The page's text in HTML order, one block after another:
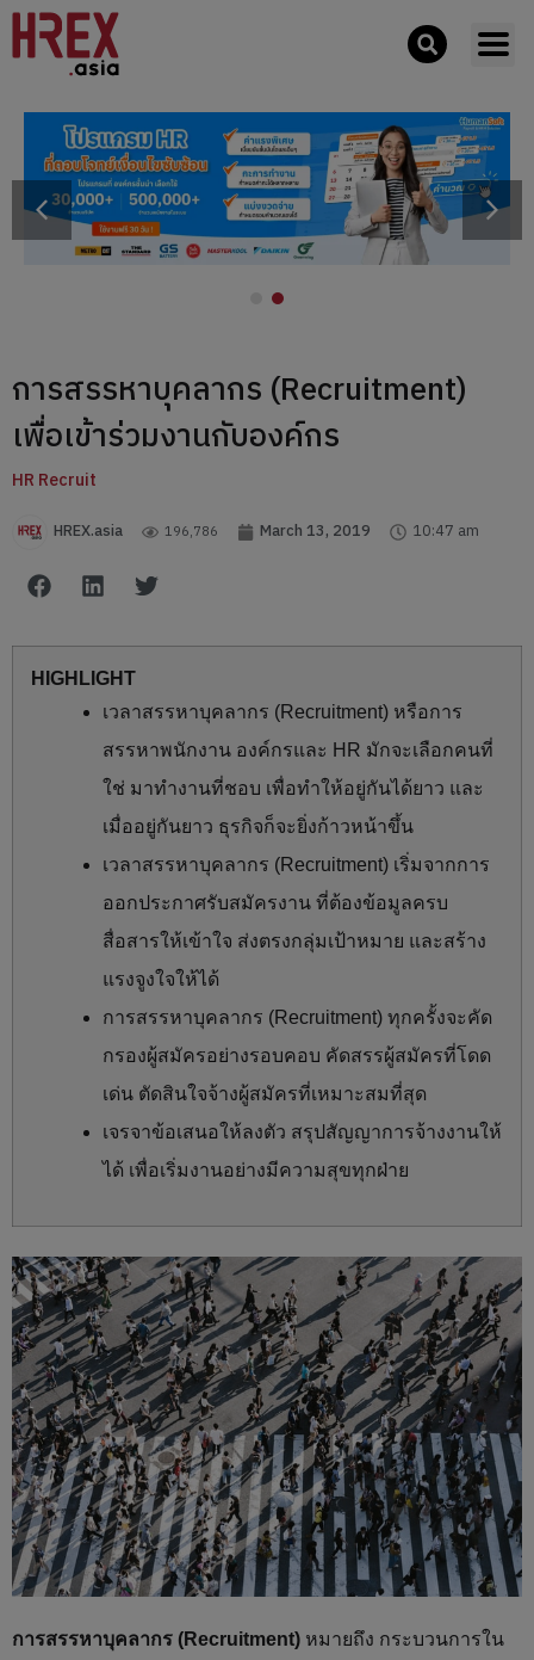
การสรรหาบุคลากร (Recruitment)
เพื่อเข้าร่วมงานกับองค์กร
HR Recruit
HREX.asia 196,786 March 13, 2019 10:47 am
HIGHLIGHT
เวลาสรรหาบุคลากร (Recruitment) หรือการ
สรรหาพนักงาน องค์กรและ HR มักจะเลือกคนที่
ใช่ มาทำงานที่ชอบ เพื่อทำให้อยู่กันได้ยาว และ
เมื่ออยู่กันยาว ธุรกิจก็จะยิ่งก้าวหน้าขึ้น
เวลาสรรหาบุคลากร (Recruitment) เริ่มจากการ
ออกประกาศรับสมัครงาน ที่ต้องข้อมูลครบ
สื่อสารให้เข้าใจ ส่งตรงกลุ่มเป้าหมาย และสร้าง
แรงจูงใจให้ได้
การสรรหาบุคลากร (Recruitment) ทุกครั้งจะคัด
กรองผู้สมัครอย่างรอบคอบ คัดสรรผู้สมัครที่โดด
เด่น ตัดสินใจจ้างผู้สมัครที่เหมาะสมที่สุด
เจรจาข้อเสนอให้ลงตัว สรุปสัญญาการจ้างงานให้
ได้ เพื่อเริ่มงานอย่างมีความสุขทุกฝ่าย
การสรรหาบุคลากร (Recruitment) หมายถึง กระบวนการใน